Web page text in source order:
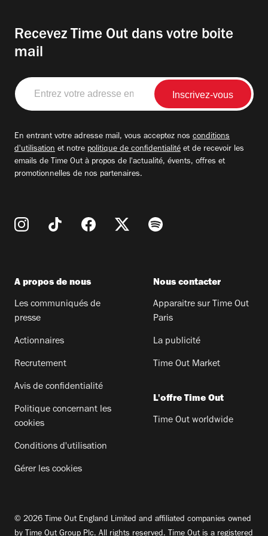
Recevez Time Out dans votre boite
mail
Entrez
votre
adresse
En entrant votre adresse mail, vous acceptez nos conditions
d'utilisation et notre politique de confidentialité et de recevoir les
emails de Time Out à propos de l'actualité, évents, offres et
promotionnelles de nos partenaires.
A propos de nous
Les communiqués de
presse
Actionnaires
Recrutement
Avis de confidentialité
Politique concernant les
cookies
Conditions d'utilisation
Gérer les cookies
Nous contacter
Apparaitre sur Time Out
Paris
La publicité
Time Out Market
L'offre Time Out
Time Out worldwide
© 2026 Time Out England Limited and affiliated companies owned
by Time Out Group Plc. All rights reserved. Time Out is a registered